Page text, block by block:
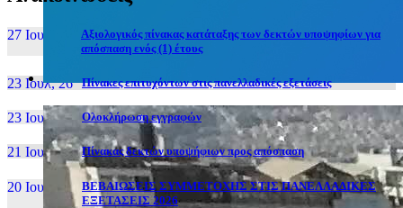
27 Ιουν, 26
Αξιολογικός πίνακας κατάταξης των δεκτών υποψηφίων για
απόσπαση ενός (1) έτους
23 Ιουλ, 26 Πίνακες επιτυχόντων στις πανελλαδικές εξετάσεις
23 Ιουλ, 26 Ολοκλήρωση εγγραφών
21 Ιουλ, 26 Πίνακας δεκτών υποψήφιων προς απόσπαση
20 Ιουλ, 26
ΒΕΒΑΙΩΣΕΙΣ ΣΥΜΜΕΤΟΧΗΣ ΣΤΙΣ ΠΑΝΕΛΛΑΔΙΚΕΣ
ΕΞΕΤΑΣΕΙΣ 2026